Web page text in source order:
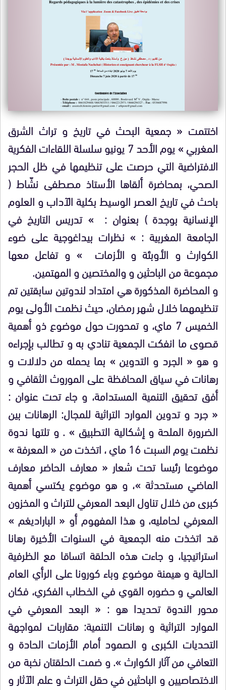
اختتمت « جمعية البحث في تاريخ و تراث الشرق
المغربي » يوم الأحد 7 يونيو سلسلة اللقاءات الفكرية
الافتراضية التي حرصت على تنظيمها في ظل الحجر
الصحي، بمحاضرة ألقاها الأستاذ مصطفى نشّاط (
باحث في تاريخ العصر الوسيط بكلية الآداب و العلوم
الإنسانية بوجدة ) بعنوان : » تدريس التاريخ في
الجامعة المغربية : » نظرات بيداغوجية على ضوء
الكوارث و الأوبئة و الأزمات » و تفاعل معها
مجموعة من الباحثين و والمختصين و المهتمين.
و المحاضرة المذكورة هي امتداد لندوتين سابقتين تم
تنظيمهما خلال شهر رمضان، حيث نظمت الأولى يوم
الخميس 7 ماي، و تمحورت حول موضوع ذو أهمية
قصوى ما انفكت الجمعية تنادي به و تطالب بإجراءه
و هو « الجرد و التدوين » بما يحمله من دلالات و
رهانات في سياق المحافظة على الموروث الثقافي و
أفق تحقيق التنمية المستدامة، و جاء تحت عنوان :
« جرد و تدوين الموارد التراثية للمجال: الرهانات بين
الضرورة الملحة و إشكالية التطبيق » . و تلتها ندوة
نظمت يوم السبت 16 ماي ، اتخذت من « المعرفة »
موضوعا رئيسا تحت شعار « معارف الحاضر معارف
الماضي مستحدثة »، و هو موضوع يكتسي أهمية
كبرى من خلال تناول البعد المعرفي للتراث و المخزون
المعرفي لحامليه، و هذا المفهوم أو « الباراديغم »
قد اتخذت منه الجمعية في السنوات الأخيرة رهانا
استراتيجيا، و جاءت هذه الحلقة اتساقا مع الظرفية
الحالية و هيمنة موضوع وباء كورونا على الرأي العام
العالمي و حضوره القوي في الخطاب الفكري، فكان
محور الندوة تحديدا هو : « البعد المعرفي في
الموارد التراثية و رهانات التنمية: مقاربات لمواجهة
التحديات الكبرى و الصمود أمام الأزمات الحادة و
التعافي من آثار الكوارث ». و ضمت الحلقتان نخبة من
الاختصاصيين و الباحثين في حقل التراث و علم الآثار و